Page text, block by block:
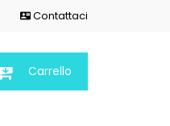
 Contattaci
Carrello